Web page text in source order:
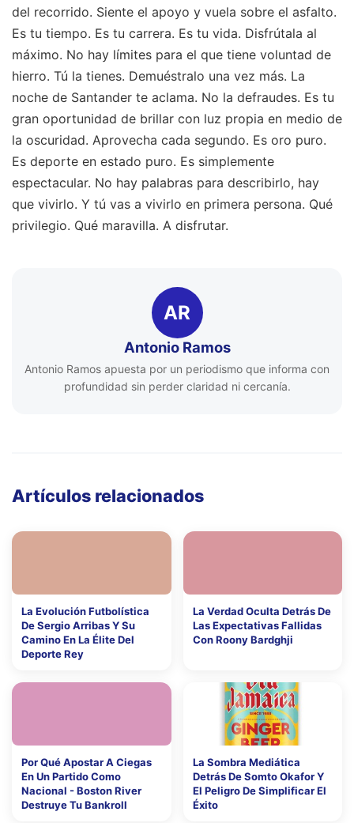
del recorrido. Siente el apoyo y vuela sobre el asfalto.
Es tu tiempo. Es tu carrera. Es tu vida. Disfrútala al
máximo. No hay límites para el que tiene voluntad de
hierro. Tú la tienes. Demuéstralo una vez más. La
noche de Santander te aclama. No la defraudes. Es tu
gran oportunidad de brillar con luz propia en medio de
la oscuridad. Aprovecha cada segundo. Es oro puro.
Es deporte en estado puro. Es simplemente
espectacular. No hay palabras para describirlo, hay
que vivirlo. Y tú vas a vivirlo en primera persona. Qué
privilegio. Qué maravilla. A disfrutar.
AR
Antonio Ramos
Antonio Ramos apuesta por un periodismo que informa con
profundidad sin perder claridad ni cercanía.
Artículos relacionados
La Evolución Futbolística
De Sergio Arribas Y Su
Camino En La Élite Del
Deporte Rey
La Verdad Oculta Detrás De
Las Expectativas Fallidas
Con Roony Bardghji
Por Qué Apostar A Ciegas
En Un Partido Como
Nacional - Boston River
Destruye Tu Bankroll
La Sombra Mediática
Detrás De Somto Okafor Y
El Peligro De Simplificar El
Éxito